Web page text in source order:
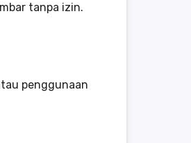
tanpa izin.
penggunaan